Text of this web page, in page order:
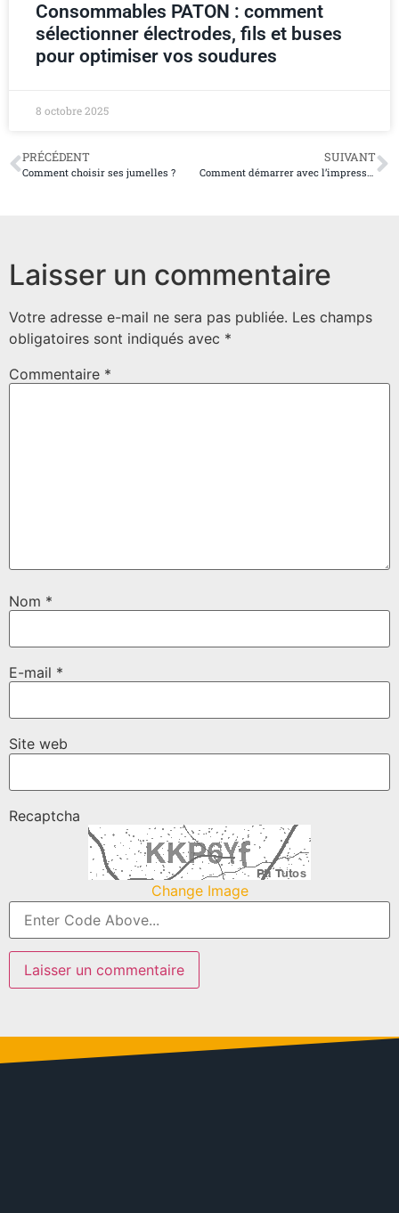
Consommables PATON : comment
sélectionner électrodes, fils et buses
pour optimiser vos soudures
8 octobre 2025
PRÉCÉDENT
Comment choisir ses jumelles ?
SUIVANT
Comment démarrer avec l’impression 3D ?
Laisser un commentaire
Votre adresse e-mail ne sera pas publiée. Les champs
obligatoires sont indiqués avec *
Commentaire *
Nom *
E-mail *
Site web
Recaptcha
Change Image